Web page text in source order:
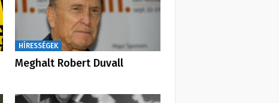
HÍRESSÉGEK
Meghalt Robert Duvall